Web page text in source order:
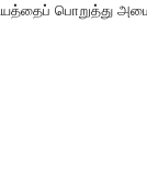
பொறுத்து